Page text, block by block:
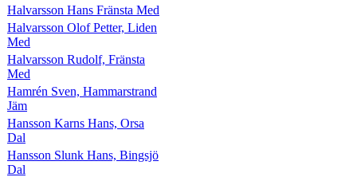
Halvarsson Hans Fränsta Med
Halvarsson Olof Petter, Liden
Med
Halvarsson Rudolf, Fränsta
Med
Hamrén Sven, Hammarstrand
Jäm
Hansson Karns Hans, Orsa
Dal
Hansson Slunk Hans, Bingsjö
Dal